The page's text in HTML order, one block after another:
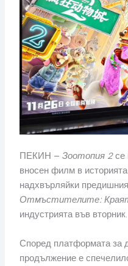
ПЕКИН – Зоотопия 2се
вносен филм в
надхвърляйки
Отмъстителите:
индустрията във вторник.
Според платформата за
продължение е